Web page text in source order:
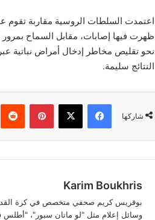
اعتمدت السلطات الروسية مقاربة تقوم
ظهرت فيها إصابات، مقابل السماح
نحو تقليص مخاطر إدخال أمراض نباتية عبر
النتائج سليمة.
شاركها
فيسبوك ‫X بينتيريست
Karim Boukhris
بوقريس كريم صحفي متخصص في كرة القدم،
وسائل إعلام مثل "لو ماتان سبور"، "أطلس